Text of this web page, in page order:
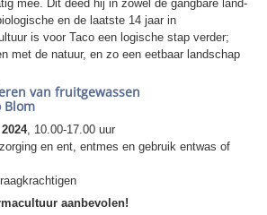
mee. Dit deed hij in zowel de gangbare land-
en de laatste 14 jaar in
is voor Taco een logische stap verder;
met de natuur, en zo een eetbaar landschap
van fruitgewassen
Blom
, 10.00-17.00 uur
en ent, entmes en gebruik entwas of
aanbevolen!